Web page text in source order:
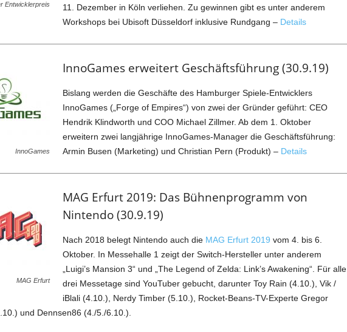
Entwicklerpreis
11. Dezember in Köln verliehen. Zu gewinnen gibt es unter anderem
Workshops bei Ubisoft Düsseldorf inklusive Rundgang – Details
InnoGames
InnoGames erweitert Geschäftsführung (30.9.19)
Bislang werden die Geschäfte des Hamburger Spiele-Entwicklers
InnoGames („Forge of Empires“) von zwei der Gründer geführt: CEO
Hendrik Klindworth und COO Michael Zillmer. Ab dem 1. Oktober
erweitern zwei langjährige InnoGames-Manager die Geschäftsführung:
Armin Busen (Marketing) und Christian Pern (Produkt) – Details
MAG Erfurt
MAG Erfurt 2019: Das Bühnenprogramm von
Nintendo (30.9.19)
Nach 2018 belegt Nintendo auch die MAG Erfurt 2019 vom 4. bis 6.
Oktober. In Messehalle 1 zeigt der Switch-Hersteller unter anderem
„Luigi’s Mansion 3“ und „The Legend of Zelda: Link’s Awakening“. Für alle
drei Messetage sind YouTuber gebucht, darunter Toy Rain (4.10.), Vik /
iBlali (4.10.), Nerdy Timber (5.10.), Rocket-Beans-TV-Experte Gregor
und Dennsen86 (4./5./6.10.).